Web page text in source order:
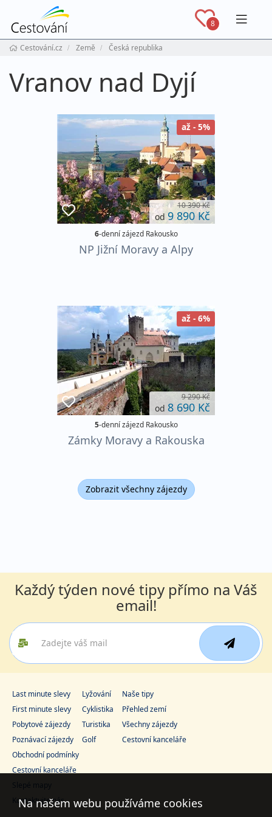
8
Cestování.cz Země Česká republika
Vranov nad Dyjí
až - 5%
10 390 Kč
od 9 890 Kč
6-denní zájezd Rakousko
NP Jižní Moravy a Alpy
až - 6%
9 290 Kč
od 8 690 Kč
5-denní zájezd Rakousko
Zámky Moravy a Rakouska
Zobrazit všechny zájezdy
Každý týden nové tipy přímo na Váš
email!
Last minute slevy
First minute slevy
Pobytové zájezdy
Poznávací zájezdy
Lyžování
Cyklistika
Turistika
Golf
Naše tipy
Přehled zemí
Všechny zájezdy
Cestovní kanceláře
Obchodní podmínky
Cestovní kanceláře
Slepé mapy
Kontaktujte nás
Na našem webu používáme cookies